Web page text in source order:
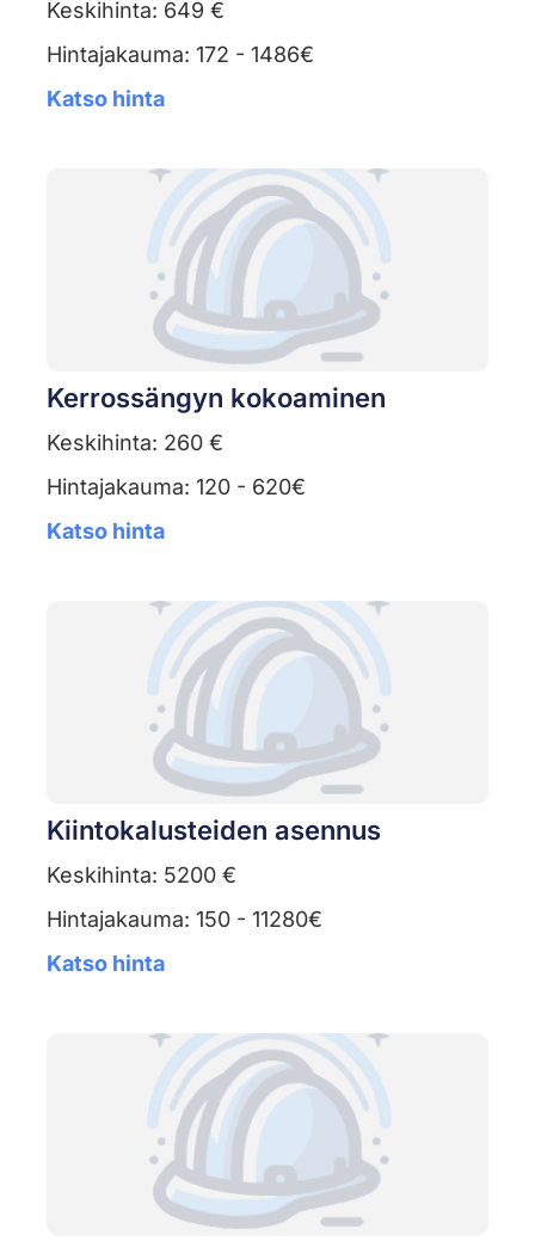
Keskihinta: 649 €
Hintajakauma: 172 - 1486€
Katso hinta
Kerrossängyn kokoaminen
Keskihinta: 260 €
Hintajakauma: 120 - 620€
Katso hinta
Kiintokalusteiden asennus
Keskihinta: 5200 €
Hintajakauma: 150 - 11280€
Katso hinta